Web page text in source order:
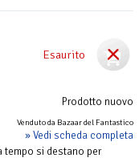
Esaurito
Prodotto nuovo
Venduto da Bazaar del Fantastico
» Vedi scheda completa
si destano per